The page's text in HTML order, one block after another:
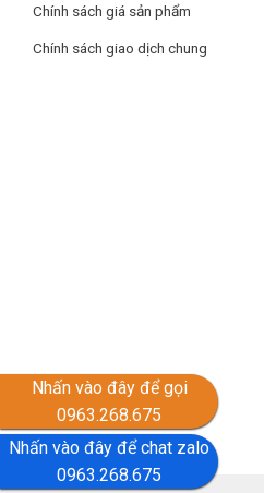
Nhấn vào đây để gọi
0963.268.675
Nhấn vào đây để chat zalo
0963.268.675
Chính sách giá sản phẩm
Chính sách giao dịch chung